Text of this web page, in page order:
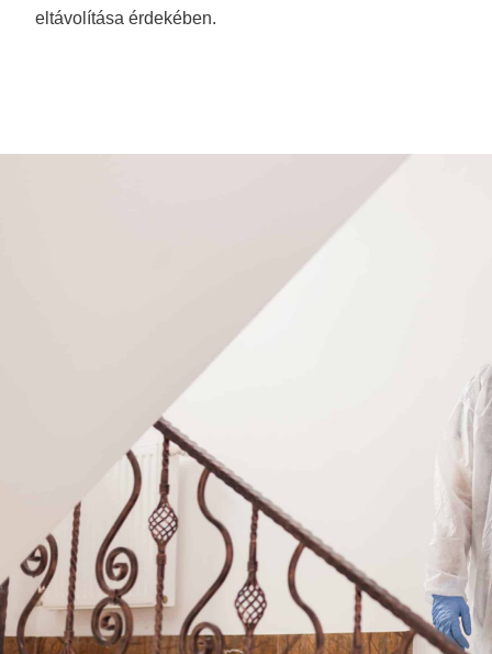
eltávolítása érdekében.